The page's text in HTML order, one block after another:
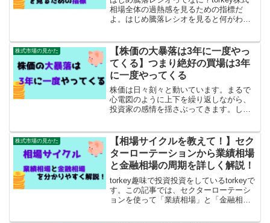
相場全体の過熱感を見るための指標だ
よ。はじめ騰落レシオを見ると何がわか
ね。一緒に見ていこう！【本記事の内
容】騰落レシオの見...
株式市場の見かた
【株価の大暴落は3年に一度やっ
てくる】つまり絶好の買場は3年
に一度やってくる
株価は日々刻々と動いています。まるで
心電図のように上下を繰り返しながら、
投資家の感情を揺さぶってきます。しか
の株式市場などは、過去100年以上にわた
り、何度も暴落を経験...
株式市場の見かた
【相場サイクルを教えて！】セク
ターローテーションから業績相場
と金融相場の周期を詳しく解説！
torkey趣味で投資投資をしているtorkeyで
す。この記事では、セクターローテーシ
ョンを使って「業績相場」と「金融相